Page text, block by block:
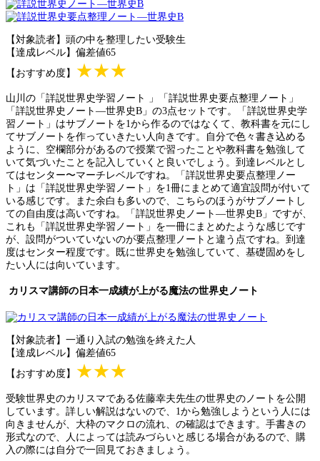
【対象読者】頭の中を整理したい受験生
【達成レベル】偏差値65
【おすすめ度】 ★★★
山川の「詳説世界史学習ノート 」「詳説世界史要点整理ノート」
「詳説世界史ノート―世界史B」の3点セットです。「詳説世界史学
習ノート」はサブノートを1から作るのではなくて、教科書を元にし
てサブノートを作っていきたい人向きです。自分で色々書き込める
ように、空欄部分があるので授業で習ったことや教科書を勉強して
いて気づいたことを記入していくと良いでしょう。到達レベルとし
てはセンター〜マーチレベルですね。「詳説世界史要点整理ノー
ト」は「詳説世界史学習ノート」を1冊にまとめて適宜設問が付いて
いる感じです。また余白も多いので、こちらのほうがサブノートし
ての自由度は高いですね。「詳説世界史ノート―世界史B」ですが、
これも「詳説世界史学習ノート」を一冊にまとめたような感じです
が、設問がついていないのが要点整理ノートと違う点ですね。到達
度はセンター程度です。既に世界史を勉強していて、基礎固めをし
たい人には向いています。
カリスマ講師の日本一成績が上がる魔法の世界史ノート
【対象読者】一通り入試の勉強を終えた人
【達成レベル】偏差値65
【おすすめ度】 ★★★
受験世界史のカリスマである佐藤幸夫先生の世界史のノートを公開
しています。詳しい解説はないので、1から勉強しようという人には
向きませんが、大枠のマクロの流れ、の確認はできます。手書きの
形式なので、人によっては読みづらいと感じる場合があるので、購
入の際には自分で一回見ておきましょう。